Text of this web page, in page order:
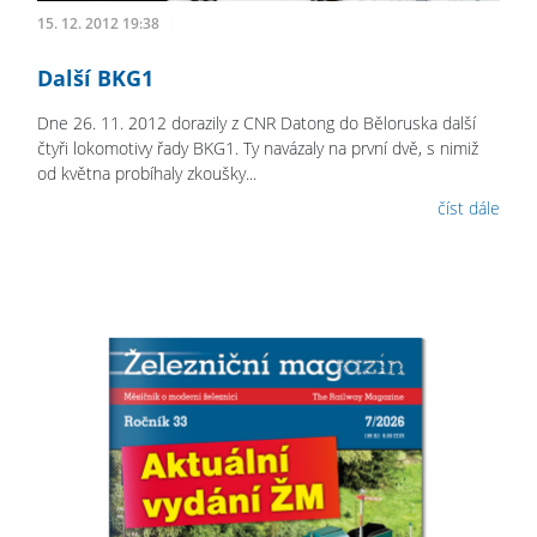
15. 12. 2012 19:38
Další BKG1
Dne 26. 11. 2012 dorazily z CNR Datong do Běloruska další
čtyři lokomotivy řady BKG1. Ty navázaly na první dvě, s nimiž
od května probíhaly zkoušky...
číst dále